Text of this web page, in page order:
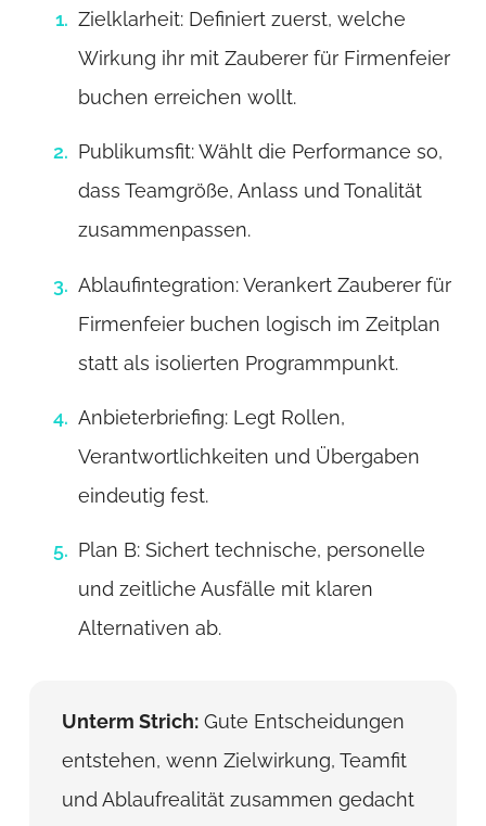
Zielklarheit: Definiert zuerst, welche
Wirkung ihr mit Zauberer für Firmenfeier
buchen erreichen wollt.
Publikumsfit: Wählt die Performance so,
dass Teamgröße, Anlass und Tonalität
zusammenpassen.
Ablaufintegration: Verankert Zauberer für
Firmenfeier buchen logisch im Zeitplan
statt als isolierten Programmpunkt.
Anbieterbriefing: Legt Rollen,
Verantwortlichkeiten und Übergaben
eindeutig fest.
Plan B: Sichert technische, personelle
und zeitliche Ausfälle mit klaren
Alternativen ab.
Unterm Strich:Gute Entscheidungen
entstehen, wenn Zielwirkung, Teamfit
und Ablaufrealität zusammen gedacht